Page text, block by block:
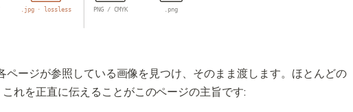
.jpg · lossless PNG / CMYK .png
ページが参照している画像を見つけ、そのまま渡します。ほとんどの
れを正直に伝えることがこのページの主旨です: